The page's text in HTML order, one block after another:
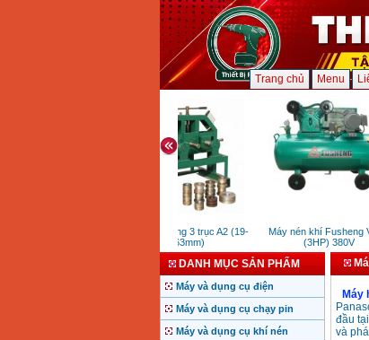
Trang chủ Menu
Máy uốn ống 3 trục A2 (19-
63mm)
Máy nén khí Fusheng
(3HP) 380V
DANH MỤC SẢN PHẨM
Máy và dụng cụ điện
Máy và dụng cụ chạy pin
Máy và dụng cụ khí nén
Máy
đầu
và